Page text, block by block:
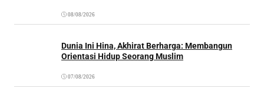
08/08/2026
Dunia Ini Hina, Akhirat Berharga: Membangun
Orientasi Hidup Seorang Muslim
07/08/2026